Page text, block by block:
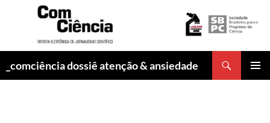
_comciência dossiê atenção & ansiedade